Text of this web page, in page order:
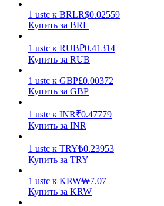
Узнайте, как оставаться
Заработок
1 ustc к BRLR$0.02559
Купить за BRL
1 ustc к RUB₽0.41314
Купить за RUB
1 ustc к GBP£0.00372
Купить за GBP
1 ustc к INR₹0.47779
Купить за INR
1 ustc к TRY₺0.23953
Купить за TRY
1 ustc к KRW₩7.07
Купить за KRW